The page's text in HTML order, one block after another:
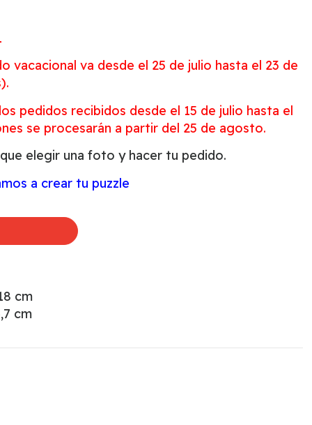
vacacional va desde el 25 de julio hasta el 23 de
pedidos recibidos desde el 15 de julio hasta el
se procesarán a partir del 25 de agosto.
elegir una foto y hacer tu pedido.
a crear tu puzzle
cm
cm